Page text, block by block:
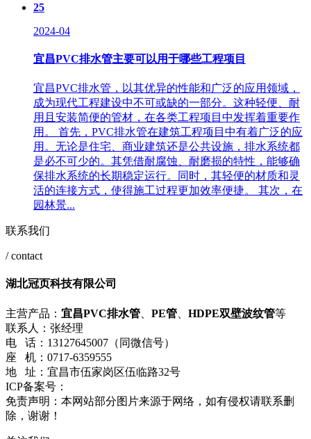
25
2024-04
宜昌PVC排水管主要可以用于哪些工程项目
宜昌PVC排水管，以其优异的性能和广泛的应用领域，
成为现代工程建设中不可或缺的一部分。这种轻便、耐
用且安装简便的管材，在各类工程项目中发挥着重要作
用。 首先，PVC排水管在建筑工程项目中有着广泛的应
用。无论是住宅、商业建筑还是公共设施，排水系统都
是必不可少的。其凭借耐腐蚀、耐磨损的特性，能够确
保排水系统的长期稳定运行。同时，其轻便的材质和灵
活的连接方式，使得施工过程更加效率便捷。 其次，在
园林景...
联系我们
/ contact
湖北冠页科技有限公司
主营产品： 宜昌PVC排水管 PE管 HDPE双壁波纹管等
联系人：张经理
电 话：13127645007（同微信号）
座 机：0717-6359555
地 址：宜昌市伍家岗区伍临路32号
ICP备案号：
免责声明：本网站部分图片来源于网络，如有侵权请联系删
除，谢谢！